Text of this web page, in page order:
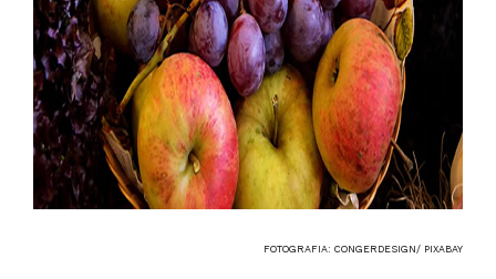
FOTOGRAFIA: CONGERDESIGN/ PIXABAY